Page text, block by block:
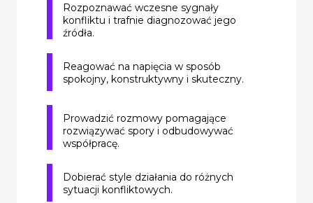
Rozpoznawać wczesne sygnały
konfliktu i trafnie diagnozować jego
źródła.
Reagować na napięcia w sposób
spokojny, konstruktywny i skuteczny.
Prowadzić rozmowy pomagające
rozwiązywać spory i odbudowywać
współpracę.
Dobierać style działania do różnych
sytuacji konfliktowych.